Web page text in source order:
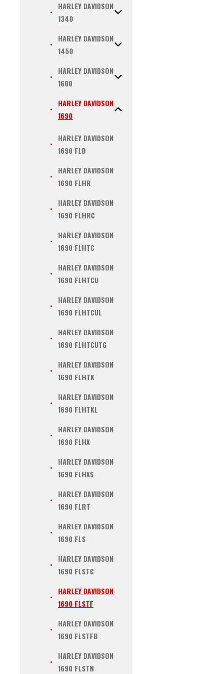
HARLEY DAVIDSON
1340
HARLEY DAVIDSON
1450
HARLEY DAVIDSON
1600
HARLEY DAVIDSON
1690
HARLEY DAVIDSON
1690 FLD
HARLEY DAVIDSON
1690 FLHR
HARLEY DAVIDSON
1690 FLHRC
HARLEY DAVIDSON
1690 FLHTC
HARLEY DAVIDSON
1690 FLHTCU
HARLEY DAVIDSON
1690 FLHTCUL
HARLEY DAVIDSON
1690 FLHTCUTG
HARLEY DAVIDSON
1690 FLHTK
HARLEY DAVIDSON
1690 FLHTKL
HARLEY DAVIDSON
1690 FLHX
HARLEY DAVIDSON
1690 FLHXS
HARLEY DAVIDSON
1690 FLRT
HARLEY DAVIDSON
1690 FLS
HARLEY DAVIDSON
1690 FLSTC
HARLEY DAVIDSON
1690 FLSTF
HARLEY DAVIDSON
1690 FLSTFB
HARLEY DAVIDSON
1690 FLSTN